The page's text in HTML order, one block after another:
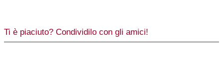
Ti è piaciuto? Condividilo con gli amici!